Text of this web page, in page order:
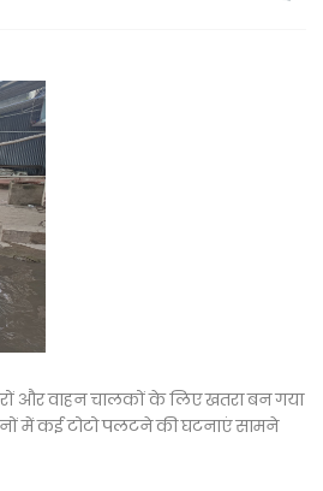
और वाहन चालकों के लिए खतरा बन गया
में कई टोटो पलटने की घटनाएं सामने